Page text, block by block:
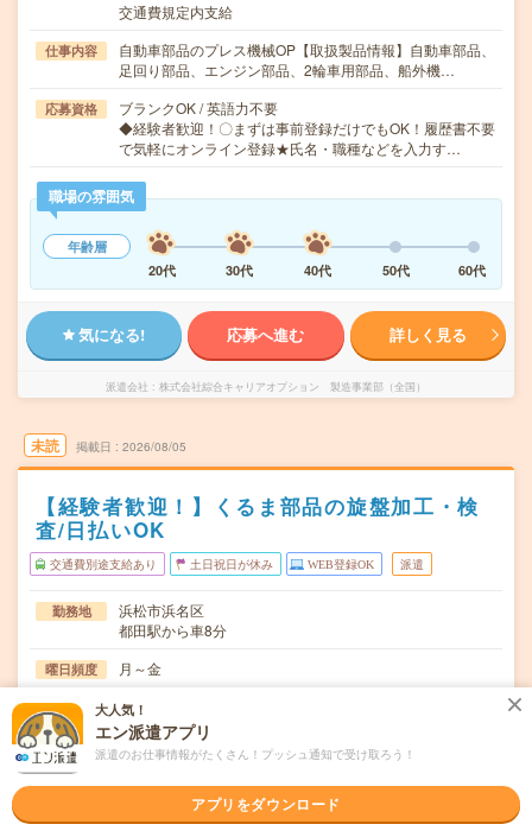
交通費規定内支給
仕事内容
自動車部品のプレス機械OP【取扱製品情報】自動車部品、
足回り部品、エンジン部品、2輪車用部品、船外機…
応募資格
ブランクOK / 英語力不要
◆経験者歓迎！〇まずは事前登録だけでもOK！履歴書不要
で気軽にオンライン登録★氏名・職種などを入力す…
職場の雰囲気
年齢層
20代
30代 40代 50代 60代
気になる! 応募へ進む 詳しく見る
派遣会社 株式会社綜合キャリアオプション 製造事業部（全国）
未読 掲載日 2026/08/05
【経験者歓迎！】くるま部品の旋盤加工・検
査/日払いOK
交通費別途支給あり 土日祝日が休み WEB登録OK 派遣
勤務地
浜松市浜名区
都田駅から車8分
曜日頻度 月～金
時間 08:00～16:5017:00～01:4019:00～03:40
期間 長期でお仕事できる方、大歓迎！
時給 時給1225円
交通費
大人気！
エン派遣アプリ
派遣のお仕事情報がたくさん！プッシュ通知で受け取ろう！
アプリをダウンロード